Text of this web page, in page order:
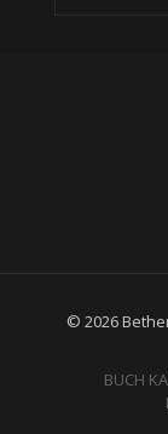
© 2026
BUCH